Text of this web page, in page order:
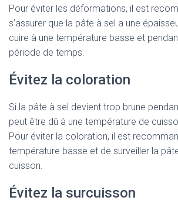
Pour éviter les déformations, il est
s’assurer que la pâte à sel a une
cuire à une température basse et
période de temps.
Évitez la coloration
Si la pâte à sel devient trop brune
peut être dû à une température de
Pour éviter la coloration, il est
température basse et de surveiller la
cuisson.
Évitez la surcuisson